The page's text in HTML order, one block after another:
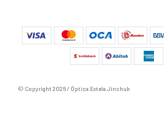
© Copyright 2026 / Óptica Estela Jinchuk